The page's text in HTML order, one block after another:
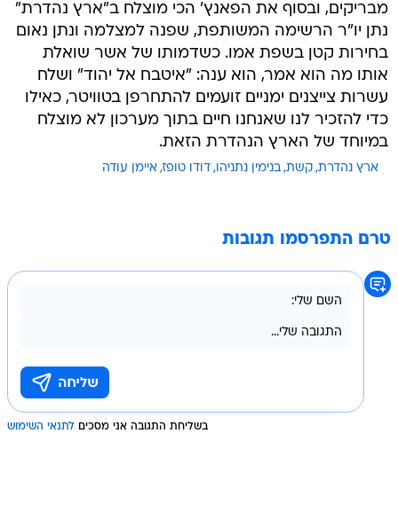
מבריקים, ובסוף את הפאנץ' הכי מוצלח ב"ארץ נהדרת"
נתן יו"ר הרשימה המשותפת, שפנה למצלמה ונתן נאום
בחירות קטן בשפת אמו. כשדמותו של אשר שואלת
אותו מה הוא אמר, הוא ענה: "איטבח אל יהוד" ושלח
עשרות צייצנים ימניים זועמים להתחרפן בטוויטר, כאילו
כדי להזכיר לנו שאנחנו חיים בתוך מערכון לא מוצלח
במיוחד של הארץ הנהדרת הזאת.
ארץ נהדרת קשת בנימין נתניהו דודו טופז איימן עודה
טרם התפרסמו תגובות
בשליחת התגובה אני מסכים לתנאי השימוש